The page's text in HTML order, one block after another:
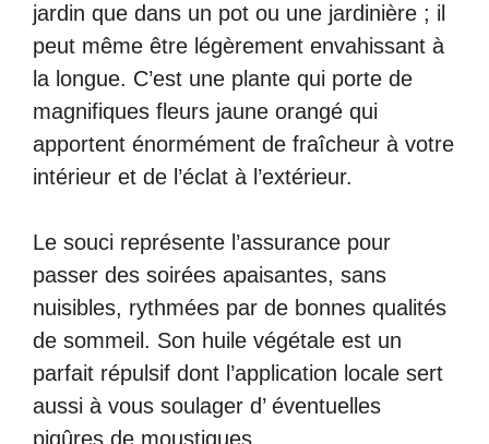
jardin que dans un pot ou une jardinière ; il
peut même être légèrement envahissant à
la longue. C’est une plante qui porte de
magnifiques fleurs jaune orangé qui
apportent énormément de fraîcheur à votre
intérieur et de l’éclat à l’extérieur.
Le souci représente l’assurance pour
passer des soirées apaisantes, sans
nuisibles, rythmées par de bonnes qualités
de sommeil. Son huile végétale est un
parfait répulsif dont l’application locale sert
aussi à vous soulager d’ éventuelles
piqûres de moustiques.